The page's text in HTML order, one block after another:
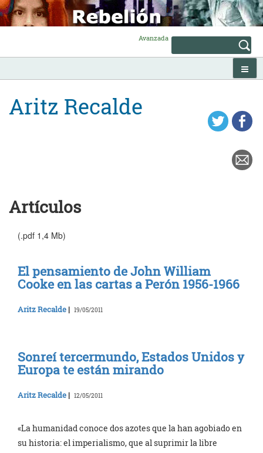
Skip
to
content
Avanzada
Aritz Recalde
Artículos
(.pdf 1,4 Mb)
El pensamiento de John William
Cooke en las cartas a Perón 1956-1966
Aritz Recalde | 19/05/2011
Sonreí tercermundo, Estados Unidos y
Europa te están mirando
Aritz Recalde | 12/05/2011
«La humanidad conoce dos azotes que la han agobiado en
su historia: el imperialismo, que al suprimir la libre